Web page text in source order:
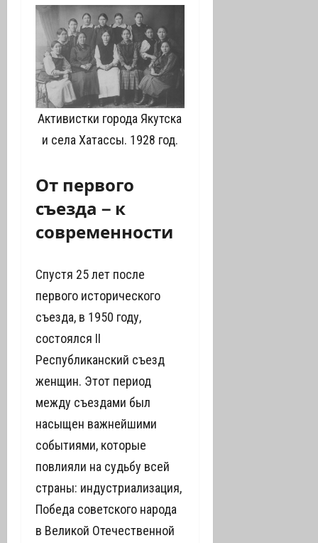
Активистки города Якутска
и села Хатассы. 1928 год.
От первого
съезда – к
современности
Спустя 25 лет после
первого исторического
съезда, в 1950 году,
состоялся II
Республиканский съезд
женщин. Этот период
между съездами был
насыщен важнейшими
событиями, которые
повлияли на судьбу всей
страны: индустриализация,
Победа советского народа
в Великой Отечественной